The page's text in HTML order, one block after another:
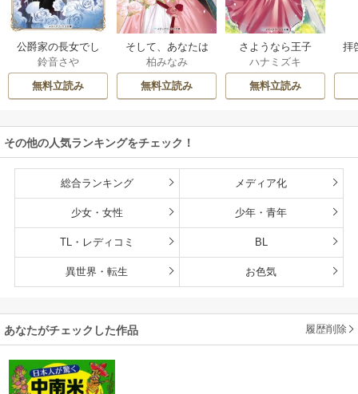
公爵家の長女でし
た
鈴音さや
無料立読み
そして、あなたは
私を捨てる
柏みなみ
無料立読み
さようなら王子
様、どうか私のこ
とは忘れてくださ
い
ハナミズキ
無料立読み
拝
その他の人気ランキングをチェック！
総合ランキング メディア化
少女・女性 少年・青年
TL・レディコミ BL
異世界・転生 お色気
あなたがチェックした作品 履歴削除